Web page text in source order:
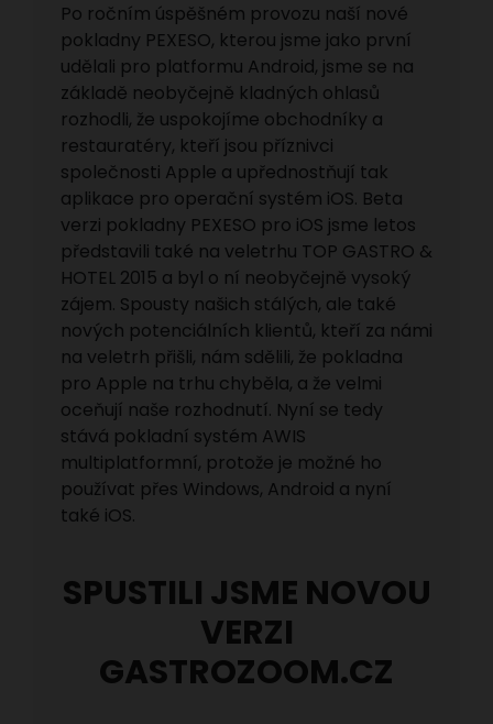
Po ročním úspěšném provozu naší nové
pokladny PEXESO, kterou jsme jako první
udělali pro platformu Android, jsme se na
základě neobyčejně kladných ohlasů
rozhodli, že uspokojíme obchodníky a
restauratéry, kteří jsou příznivci
společnosti Apple a upřednostňují tak
aplikace pro operační systém iOS. Beta
verzi pokladny PEXESO pro iOS jsme letos
představili také na veletrhu TOP GASTRO &
HOTEL 2015 a byl o ní neobyčejně vysoký
zájem. Spousty našich stálých, ale také
nových potenciálních klientů, kteří za námi
na veletrh přišli, nám sdělili, že pokladna
pro Apple na trhu chyběla, a že velmi
oceňují naše rozhodnutí. Nyní se tedy
stává pokladní systém AWIS
multiplatformní, protože je možné ho
používat přes Windows, Android a nyní
také iOS.
SPUSTILI JSME NOVOU
VERZI
GASTROZOOM.CZ